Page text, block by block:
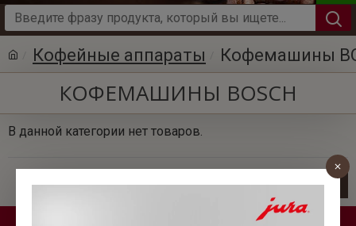
Кофейные аппараты Кофемашины
КОФЕМАШИНЫ BOSCH
В данной категории нет товаров.
ПРОДОЛЖИТЬ